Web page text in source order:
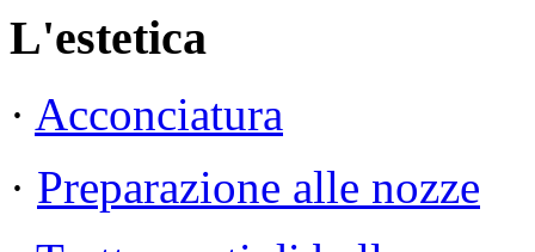
L'estetica
· Acconciatura
· Preparazione alle nozze